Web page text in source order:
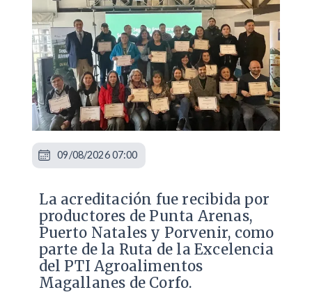
​La acreditación fue recibida por
productores de Punta Arenas,
Puerto Natales y Porvenir, como
parte de la Ruta de la Excelencia
del PTI Agroalimentos
Magallanes de Corfo.
09/08/2026 07:00